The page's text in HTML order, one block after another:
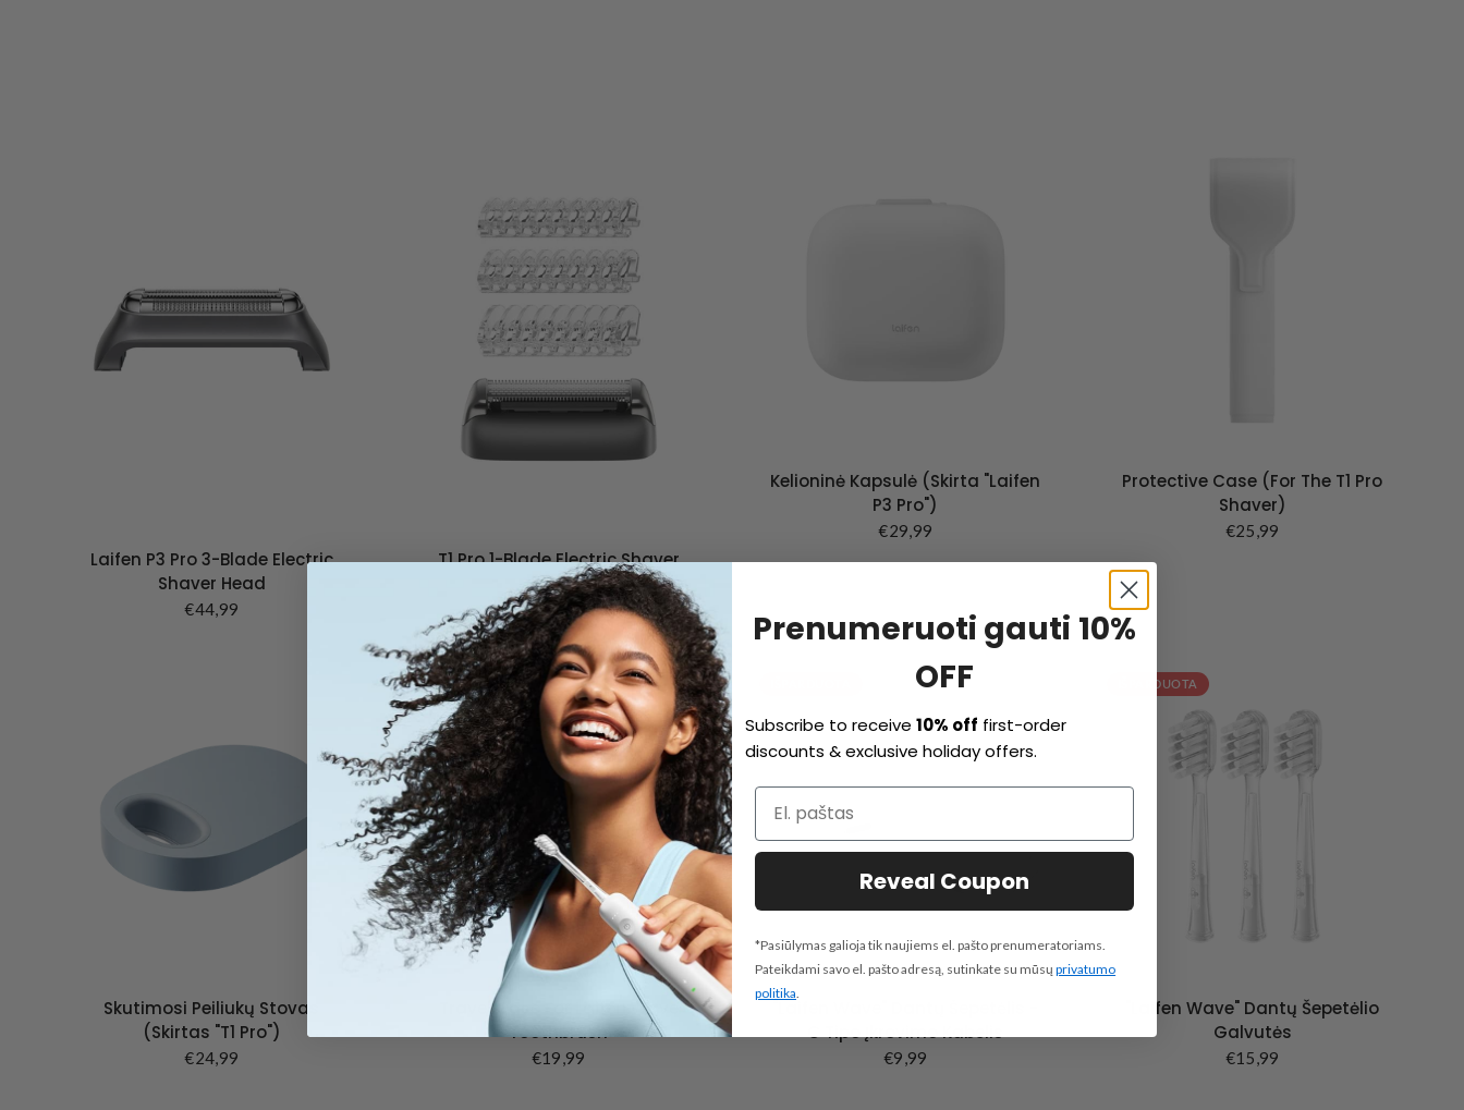
Laifen P3 Pro 3-Blade Electric
Shaver Head
€44,99
T1 Pro 1-Blade Electric Shaver
Head
FROM€34,99
Kelioninė Kapsulė (skirta "Laifen
P3 Pro")
€29,99
Protective Case (for The T1 Pro
Shaver)
€25,99
Skutimosi Peiliukų Stovas
(skirtas "T1 Pro")
€24,99
Travel Case For Laifen Wave
Toothbrush
€19,99
C Tipo Įkrovimo Kabelis
€9,99
"Laifen Wave" Dantų Šepetėlio
Galvutės
€15,99
IŠPARDUOTA
Prenumeruoti gauti 10%
OFF
Subscribe to receive10% off first-order
discounts & exclusive holiday offers.
Reveal Coupon
*Pasiūlymas galioja tik naujiems el. pašto prenumeratoriams.
Pateikdami savo el. pašto adresą, sutinkate su mūsųprivatumo
politika